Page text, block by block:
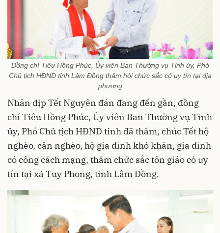
Đồng chí Tiêu Hồng Phúc, Ủy viên Ban Thường vụ Tỉnh ủy, Phó
Chủ tịch HĐND tỉnh Lâm Đồng thăm hỏi chức sắc có uy tín tại địa
phương
Nhân dịp Tết Nguyên đán đang đến gần, đồng
chí Tiêu Hồng Phúc, Ủy viên Ban Thường vụ Tỉnh
ủy, Phó Chủ tịch HĐND tỉnh đã thăm, chúc Tết hộ
nghèo, cận nghèo, hộ gia đình khó khăn, gia đình
có công cách mạng, thăm chức sắc tôn giáo có uy
tín tại xã Tuy Phong, tỉnh Lâm Đồng.